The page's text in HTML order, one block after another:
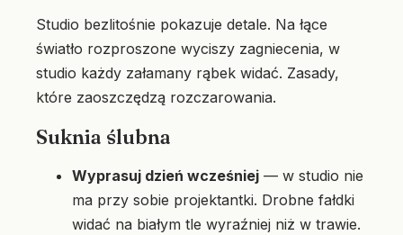
Studio bezlitośnie pokazuje detale. Na łące
światło rozproszone wyciszy zagniecenia, w
studio każdy załamany rąbek widać. Zasady,
które zaoszczędzą rozczarowania.
Suknia ślubna
Wyprasuj dzień wcześniej — w studio nie
ma przy sobie projektantki. Drobne fałdki
widać na białym tle wyraźniej niż w trawie.